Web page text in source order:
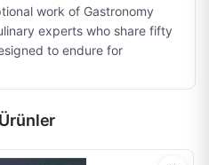
work of Gastronomy
experts who share fifty
to endure for